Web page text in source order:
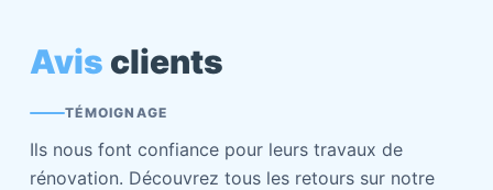
Avis clients
TÉMOIGNAGE
Ils nous font confiance pour leurs travaux de
rénovation. Découvrez tous les retours sur notre